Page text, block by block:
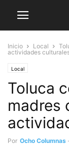
Inicio Local
actividades
Local
Toluca
madres
Por Ocho Columnas